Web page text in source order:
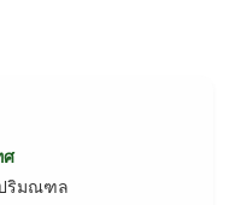
ศ
ปริมณฑล